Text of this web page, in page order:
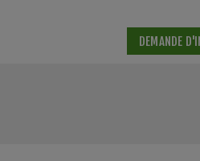
DEMANDE